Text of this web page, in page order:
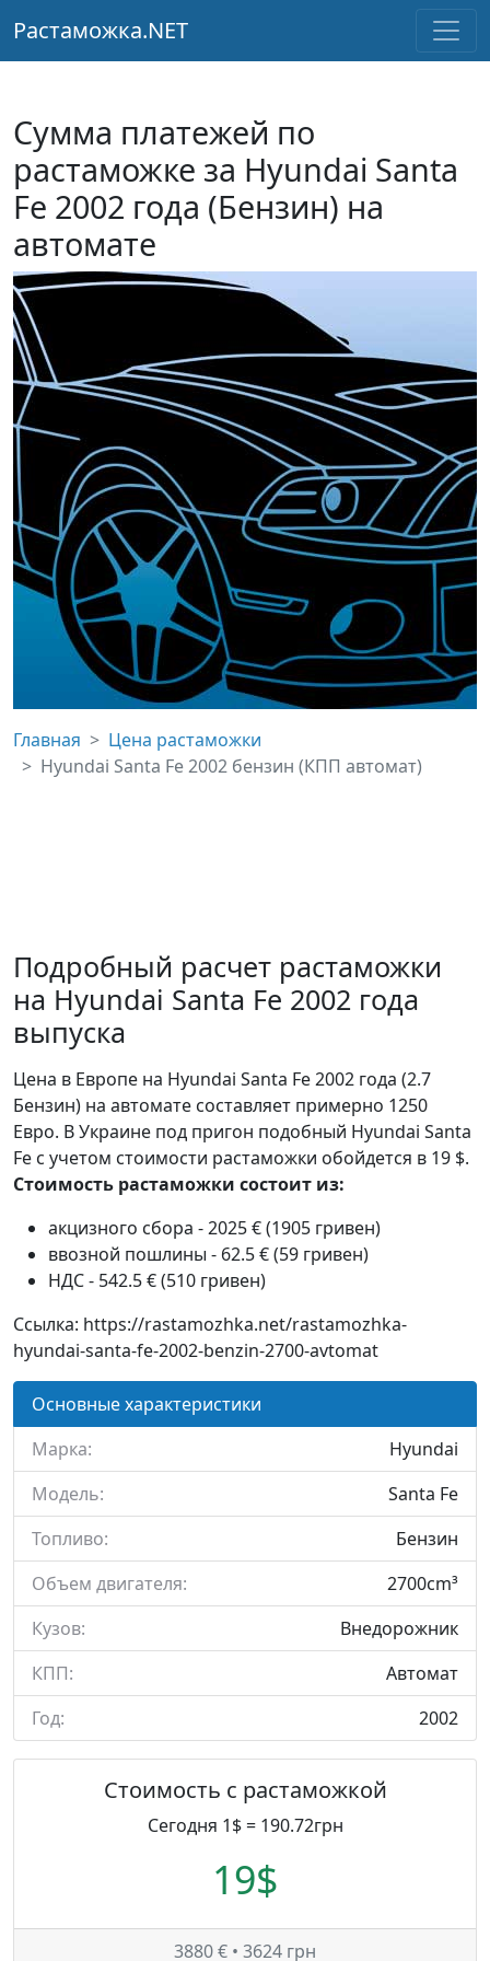
Растаможка.NET
Сумма платежей по
растаможке за Hyundai Santa
Fe 2002 года (Бензин) на
автомате
Главная
Цена растаможки
Hyundai Santa Fe 2002 бензин (КПП автомат)
Подробный расчет растаможки
на Hyundai Santa Fe 2002 года
выпуска
Цена в Европе на Hyundai Santa Fe 2002 года (2.7
Бензин) на автомате составляет примерно 1250
Евро. В Украине под пригон подобный Hyundai Santa
Fe с учетом стоимости растаможки обойдется в 19 $.
Стоимость растаможки состоит из:
акцизного сбора - 2025 € (1905 гривен)
ввозной пошлины - 62.5 € (59 гривен)
НДС - 542.5 € (510 гривен)
Ссылка: https://rastamozhka.net/rastamozhka-
hyundai-santa-fe-2002-benzin-2700-avtomat
Основные характеристики
Марка:
Hyundai
Модель:
Santa Fe
Топливо:
Бензин
Объем двигателя:
2700cm³
Кузов:
Внедорожник
КПП:
Автомат
Год:
2002
Стоимость с растаможкой
Сегодня 1$ = 190.72грн
19$
3880 € • 3624 грн